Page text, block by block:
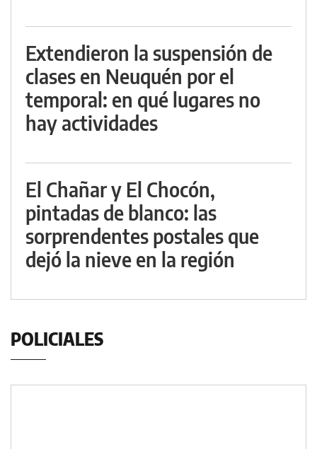
Extendieron la suspensión de
clases en Neuquén por el
temporal: en qué lugares no
hay actividades
El Chañar y El Chocón,
pintadas de blanco: las
sorprendentes postales que
dejó la nieve en la región
POLICIALES